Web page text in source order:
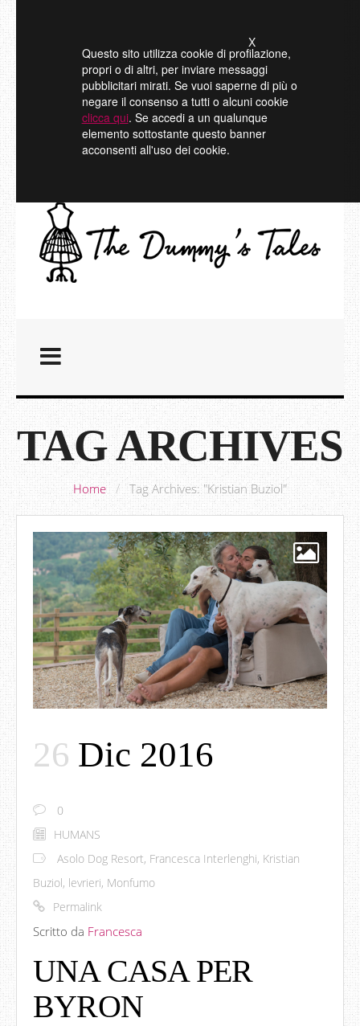
Questo sito utilizza cookie di profilazione,
propri o di altri, per inviare messaggi
pubblicitari mirati. Se vuoi saperne di più o
negare il consenso a tutti o alcuni cookie
clicca qui. Se accedi a un qualunque
elemento sottostante questo banner
acconsenti all'uso dei cookie.
X
TAG ARCHIVES
Home / Tag Archives: "Kristian Buziol"
26 Dic 2016
0
HUMANS
Asolo Dog Resort, Francesca Interlenghi, Kristian
Buziol, levrieri, Monfumo
Permalink
Scritto da Francesca
UNA CASA PER
BYRON